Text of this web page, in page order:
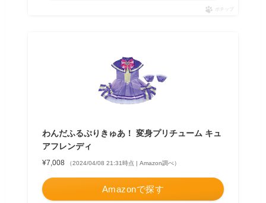
ポチップ
わんだふるぷりきゅあ！ 変身プリチューム キュ
アフレンディ
¥7,008 （2024/04/08 21:31時点 | Amazon調べ）
Amazonで探す